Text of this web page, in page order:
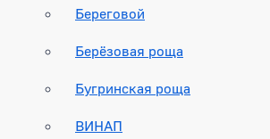
Береговой
Берёзовая роща
Бугринская роща
ВИНАП